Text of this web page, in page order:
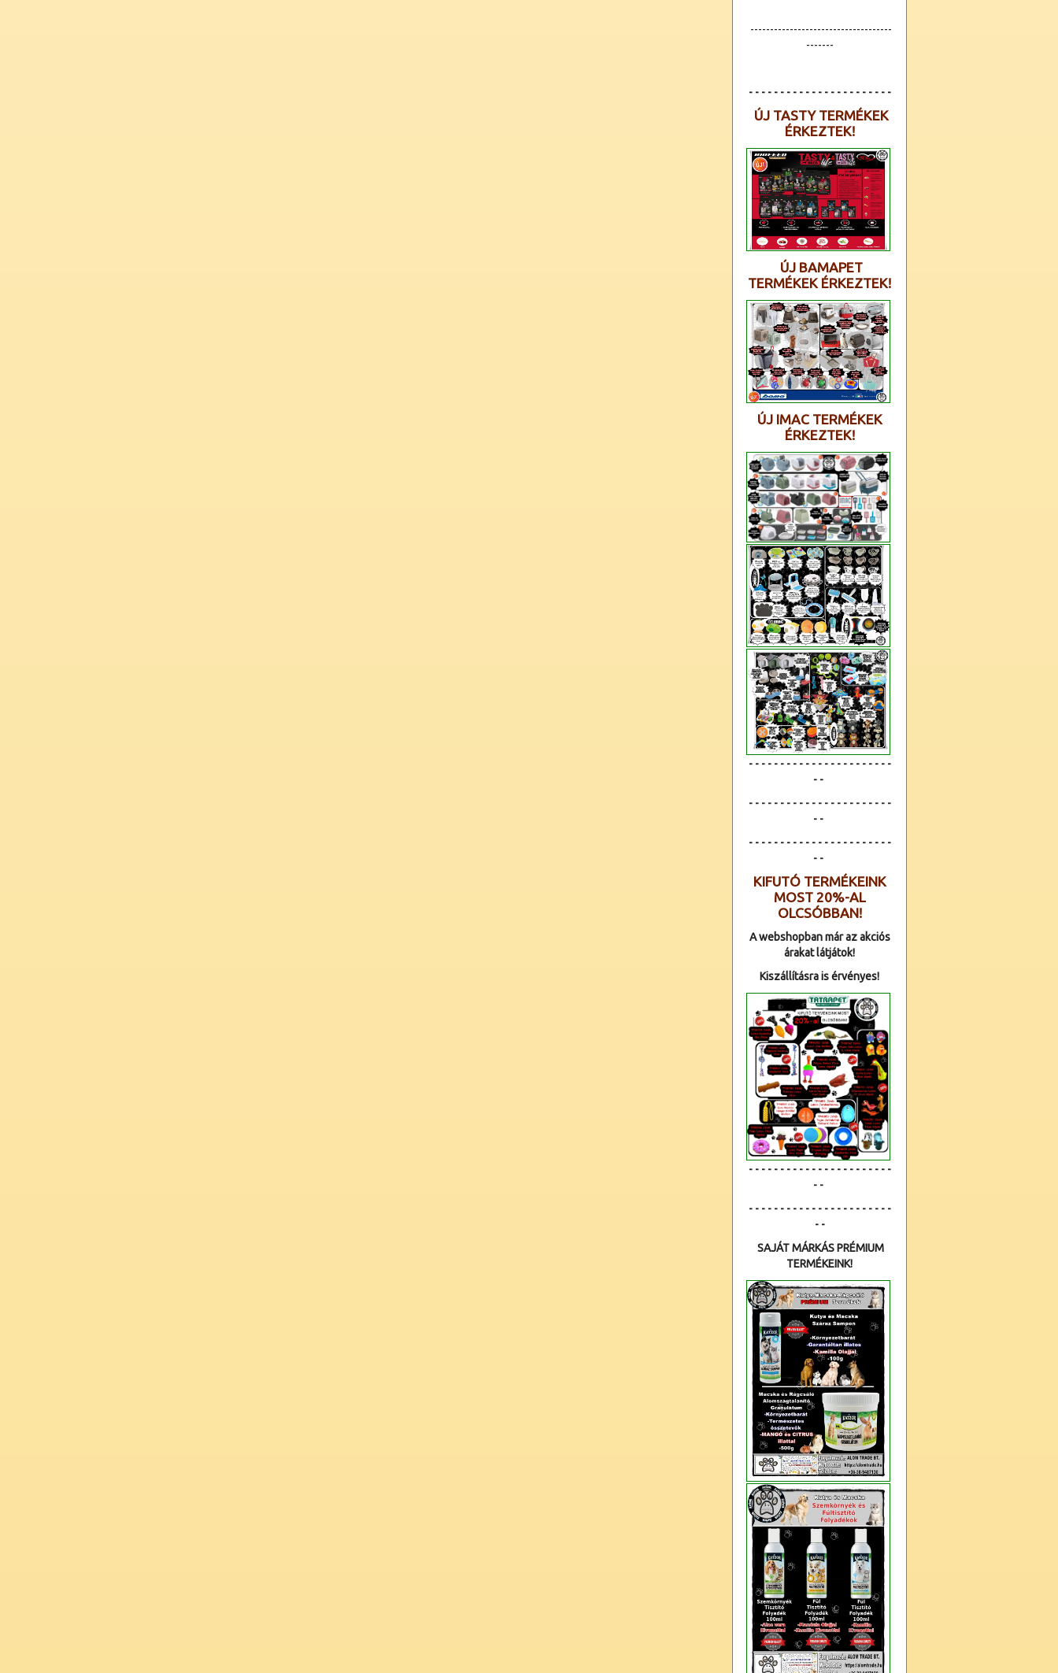
------------------------------------
-------
- - - - - - - - - - - - - - - - - - - - - - -
ÚJ TASTY TERMÉKEK
ÉRKEZTEK!
ÚJ BAMAPET
TERMÉKEK ÉRKEZTEK!
ÚJ IMAC TERMÉKEK
ÉRKEZTEK!
- - - - - - - - - - - - - - - - - - - - - - -
- -
- - - - - - - - - - - - - - - - - - - - - - -
- -
- - - - - - - - - - - - - - - - - - - - - - -
- -
KIFUTÓ TERMÉKEINK
MOST 20%-AL
OLCSÓBBAN!
A webshopban már az akciós
árakat látjátok!
Kiszállításra is érvényes!
- - - - - - - - - - - - - - - - - - - - - - -
- -
- - - - - - - - - - - - - - - - - - - - - - -
- -
SAJÁT MÁRKÁS PRÉMIUM
TERMÉKEINK!